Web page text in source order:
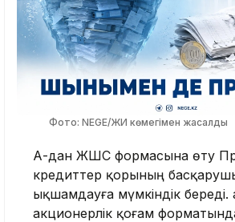
Фото: NEGE/ЖИ көмегімен жасалды
АҚ-дан ЖШС формасына өту
кредиттер қорының
ықшамдауға мүмкіндік береді.
акционерлік қоғам